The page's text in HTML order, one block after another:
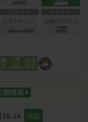
16-14 地図